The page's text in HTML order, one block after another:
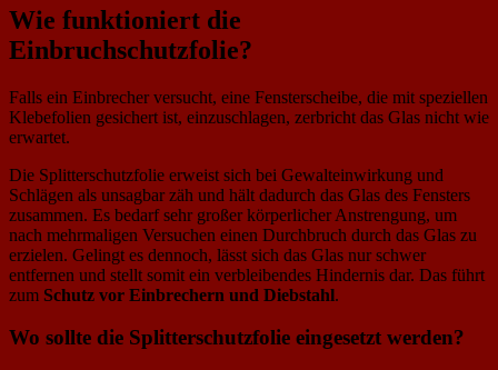
Wie funktioniert die
Einbruchschutzfolie?
Falls ein Einbrecher versucht, eine Fensterscheibe, die mit speziellen
Klebefolien gesichert ist, einzuschlagen, zerbricht das Glas nicht wie
erwartet.
Die Splitterschutzfolie erweist sich bei Gewalteinwirkung und
Schlägen als unsagbar zäh und hält dadurch das Glas des Fensters
zusammen. Es bedarf sehr großer körperlicher Anstrengung, um
nach mehrmaligen Versuchen einen Durchbruch durch das Glas zu
erzielen. Gelingt es dennoch, lässt sich das Glas nur schwer
entfernen und stellt somit ein verbleibendes Hindernis dar. Das führt
zum Schutz vor Einbrechern und Diebstahl.
Wo sollte die Splitterschutzfolie eingesetzt werden?